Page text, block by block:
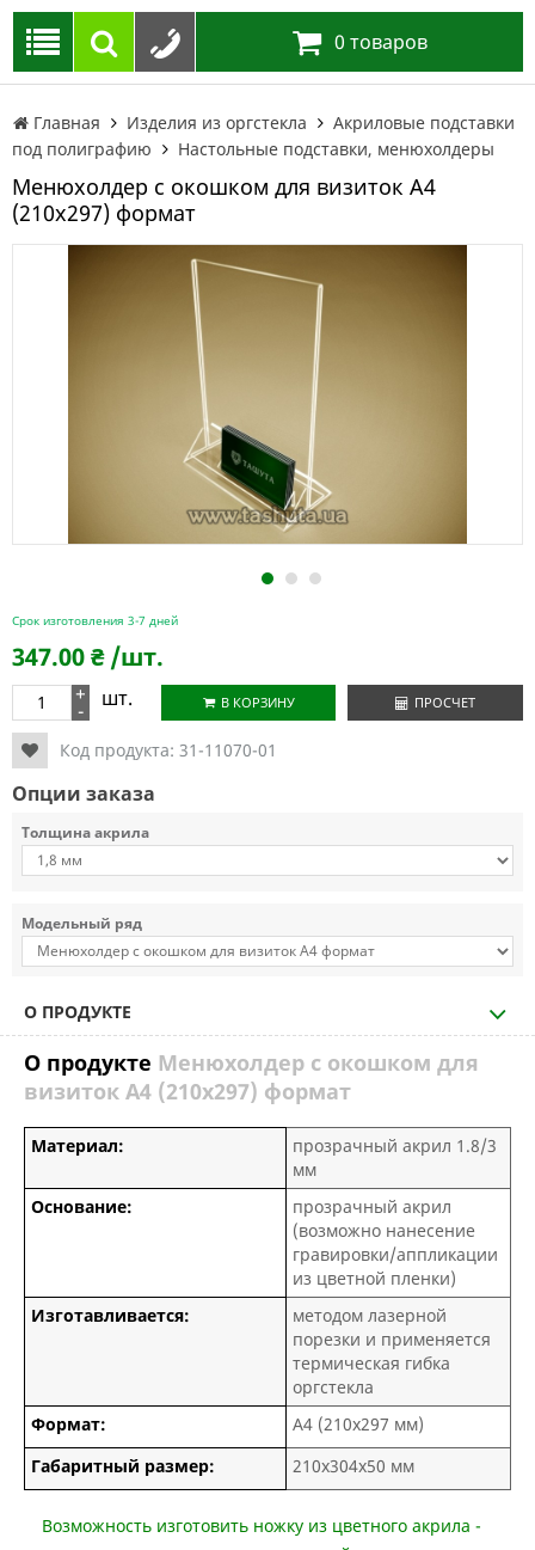
0 товаров
Главная Изделия из оргстекла
Акриловые подставки
под полиграфию
Настольные подставки, менюхолдеры
Менюхолдер с окошком для визиток А4
(210х297) формат
1 2 3
Срок изготовления 3-7 дней
347.00₴ /шт.
+
- шт. В КОРЗИНУ ПРОСЧЕТ
Код продукта: 31-11070-01
Опции заказа
Толщина акрила
Модельный ряд
О ПРОДУКТЕ
О продукте Менюхолдер с окошком для
визиток А4 (210х297) формат
Материал:
прозрачный акрил 1.8/3
мм
Основание:
прозрачный акрил
(возможно нанесение
гравировки/аппликации
из цветной пленки)
Изготавливается:
методом лазерной
порезки и применяется
термическая гибка
оргстекла
Формат:
А4 (210х297 мм)
Габаритный размер:
210х304х50 мм
Возможность изготовить ножку из цветного акрила -